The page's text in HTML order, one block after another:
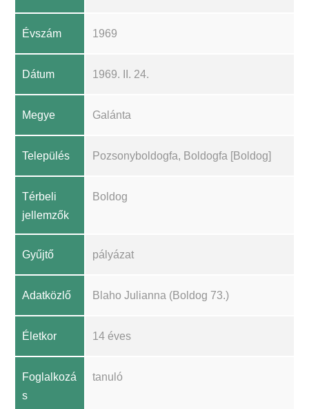
Évszám 1969
Dátum 1969. II. 24.
Megye Galánta
Település Pozsonyboldogfa, Boldogfa [Boldog]
Térbeli
jellemzők
Boldog
Gyűjtő pályázat
Adatközlő Blaho Julianna (Boldog 73.)
Életkor 14 éves
Foglalkozá
s
tanuló